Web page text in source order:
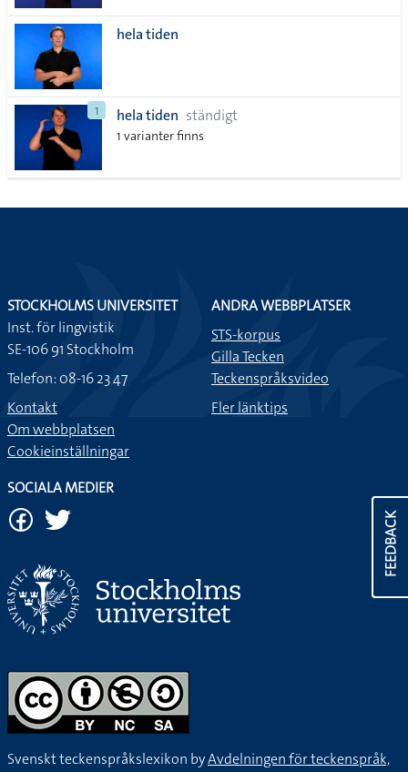
hela tiden
1 hela tiden ständigt
1 varianter finns
FEEDBACK
STOCKHOLMS UNIVERSITET
Inst. för lingvistik
SE-106 91 Stockholm
Telefon: 08-16 23 47
Kontakt
Om webbplatsen
Cookieinställningar
ANDRA WEBBPLATSER
STS-korpus
Gilla Tecken
Teckenspråksvideo
Fler länktips
SOCIALA MEDIER
Svenskt teckenspråkslexikon byAvdelningen för teckenspråk,